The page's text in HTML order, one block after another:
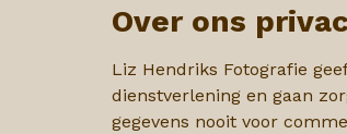
Over ons
Liz Hendriks Fotografie
dienstverlening en gaan
gegevens nooit voor